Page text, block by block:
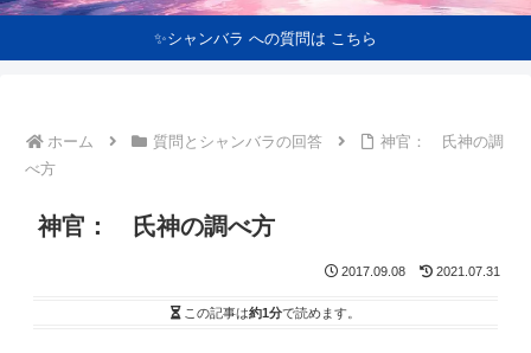
✨シャンバラ への質問は こちら
ホーム 質問とシャンバラの回答
神官： 氏神の調
べ方
神官： 氏神の調べ方
2017.09.08 2021.07.31
この記事は約1分で読めます。